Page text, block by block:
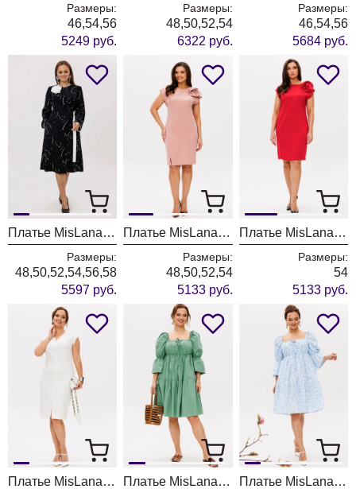
Размеры:
46,54,56
5249 руб.
Размеры:
48,50,52,54
6322 руб.
Размеры:
46,54,56
5684 руб.
Платье MisLana 1234
Размеры:
48,50,52,54,56,58
5597 руб.
Платье MisLana 1344 нежно-розовый
Размеры:
48,50,52,54
5133 руб.
Платье MisLana 1344 красный
Размеры:
54
5133 руб.
Платье MisLana 11073 Платье MisLana 1963 мята Платье MisLana 1963 голубой